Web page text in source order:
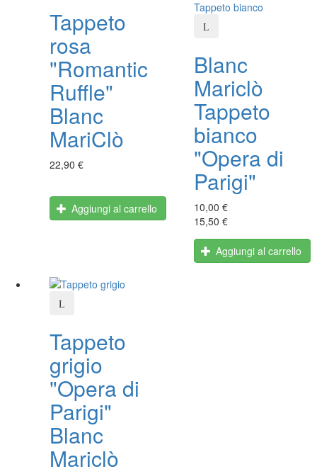
Tappeto
rosa
"Romantic
Ruffle"
Blanc
MariClò
22,90 €
Aggiungi al carrello
Blanc
Mariclò
Tappeto
bianco
"Opera di
Parigi"
10,00 €
15,50 €
Aggiungi al carrello
Tappeto
grigio
"Opera di
Parigi"
Blanc
Mariclò